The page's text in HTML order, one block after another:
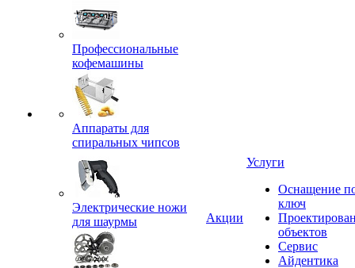
Профессиональные
кофемашины
Аппараты для
спиральных чипсов
Электрические ножи
для шаурмы
Акции
Услуги
Оснащение
ключ
объектов
Сервис
Айдентика